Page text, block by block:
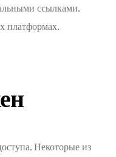
ссылками.
платформах.
Некоторые из